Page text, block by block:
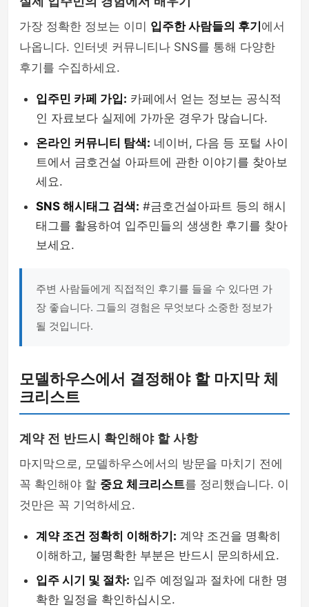
가장 정확한 정보는 이미 입주한 사람들의 후기 에서
나옵니다. 인터넷 커뮤니티나 SNS를 통해 다양한
후기를 수집하세요.
입주민 카페 가입: 카페에서 얻는 정보는 공식적
인 자료보다 실제에 가까운 경우가 많습니다.
온라인 커뮤니티 탐색: 네이버, 다음 등 포털 사이
트에서 금호건설 아파트에 관한 이야기를 찾아보
세요.
SNS 해시태그 검색: #금호건설아파트 등의 해시
태그를 활용하여 입주민들의 생생한 후기를 찾아
보세요.
주변 사람들에게 직접적인 후기를 들을 수 있다면 가
장 좋습니다. 그들의 경험은 무엇보다 소중한 정보가
될 것입니다.
모델하우스에서 결정해야 할 마지막 체
크리스트
계약 전 반드시 확인해야 할 사항
마지막으로, 모델하우스에서의 방문을 마치기 전에
꼭 확인해야 할 중요 체크리스트를 정리했습니다. 이
것만은 꼭 기억하세요.
계약 조건 정확히 이해하기: 계약 조건을 명확히
이해하고, 불명확한 부분은 반드시 문의하세요.
입주 시기 및 절차: 입주 예정일과 절차에 대한 명
확한 일정을 확인하십시오.